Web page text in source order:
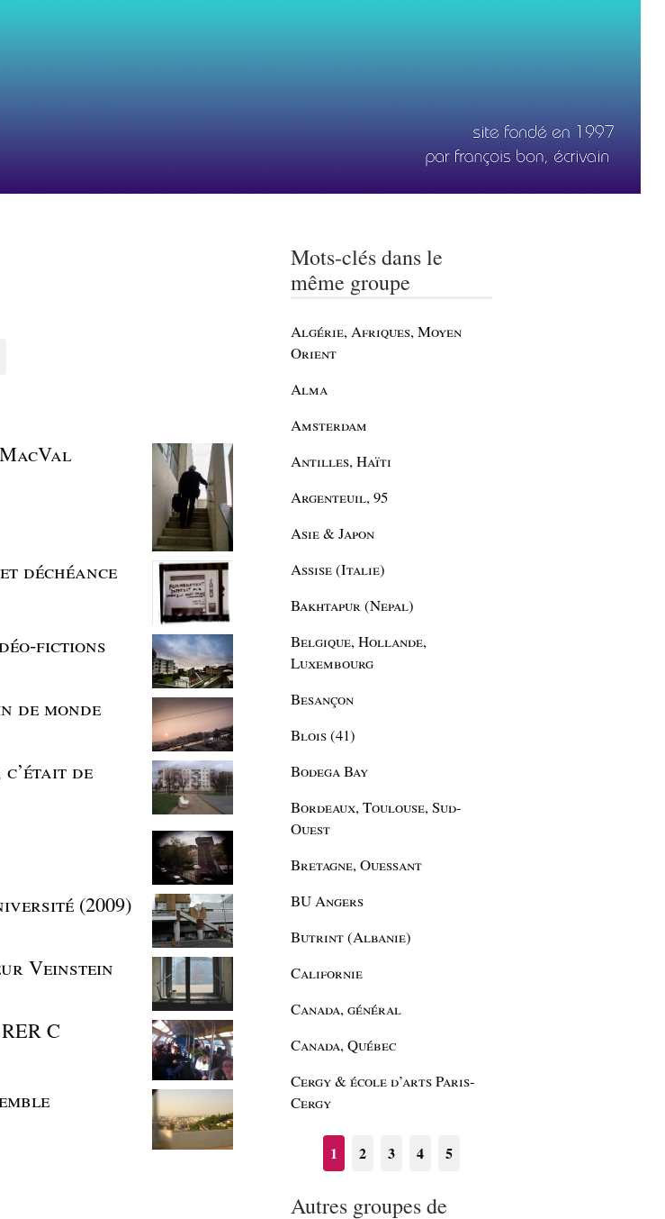
déchéance
fictions
de monde
de
(2009)
Veinstein
C
Mots-clés dans le
même groupe
Algérie, Afriques, Moyen
Orient
Alma
Amsterdam
Antilles, Haïti
Argenteuil, 95
Asie & Japon
Assise (Italie)
Bakhtapur (Nepal)
Belgique, Hollande,
Luxembourg
Besançon
Blois (41)
Bodega Bay
Bordeaux, Toulouse, Sud-
Ouest
Bretagne, Ouessant
BU Angers
Butrint (Albanie)
Californie
Canada, général
Canada, Québec
Cergy & école d’arts Paris-
Cergy
1 2 3 4 5
Autres groupes de